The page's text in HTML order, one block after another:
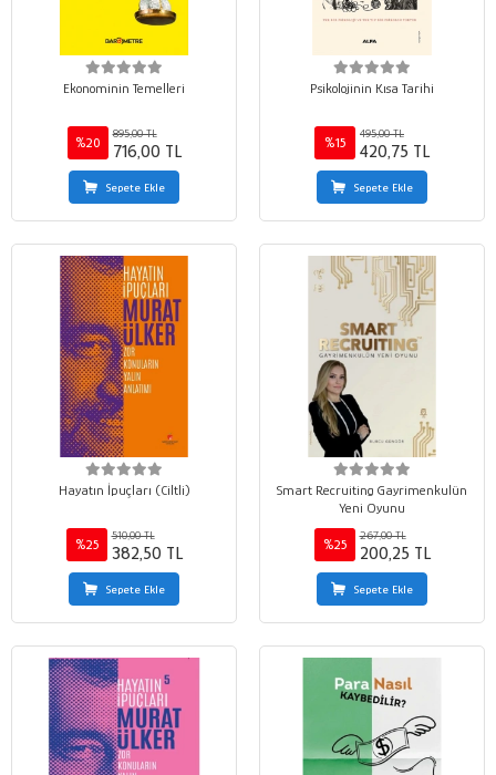
Ekonominin Temelleri
%20
895,00 TL
716,00 TL
Sepete Ekle
Psikolojinin Kısa Tarihi
%15
495,00 TL
420,75 TL
Sepete Ekle
Hayatın İpuçları (Ciltli)
%25
510,00 TL
382,50 TL
Sepete Ekle
Smart Recruiting Gayrimenkulün
Yeni Oyunu
%25
267,00 TL
200,25 TL
Sepete Ekle